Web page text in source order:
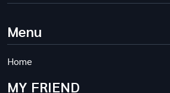
Menu
Home
MY FRIEND